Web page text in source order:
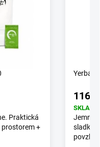
Praktická
prostorem +
Yerba
116
Jemná
sladká